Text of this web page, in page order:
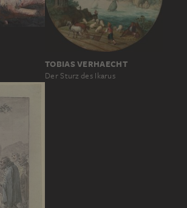
TOBIAS VERHAECHT
Der Sturz des Ikarus